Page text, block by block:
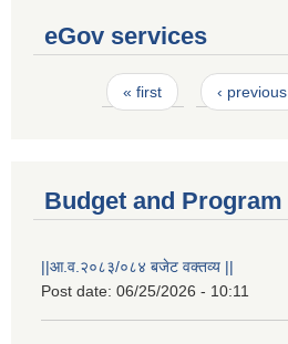
eGov services
Pages« first ‹ previous
Budget and Program
||आ.व.२०८३/०८४ बजेट वक्तव्य ||
Post date: 06/25/2026 - 10:11